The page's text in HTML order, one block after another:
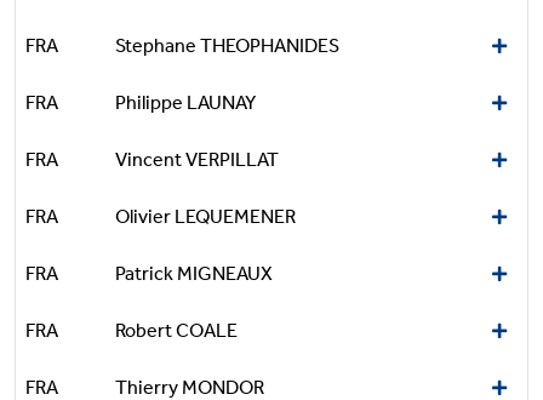
FRA Stephane THEOPHANIDES
FRA Philippe LAUNAY
FRA Vincent VERPILLAT
FRA Olivier LEQUEMENER
FRA Patrick MIGNEAUX
FRA Robert COALE
FRA Thierry MONDOR